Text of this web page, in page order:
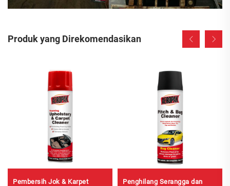
Produk yang Direkomendasikan
Pembersih Jok & Karpet
Penghilang Serangga dan